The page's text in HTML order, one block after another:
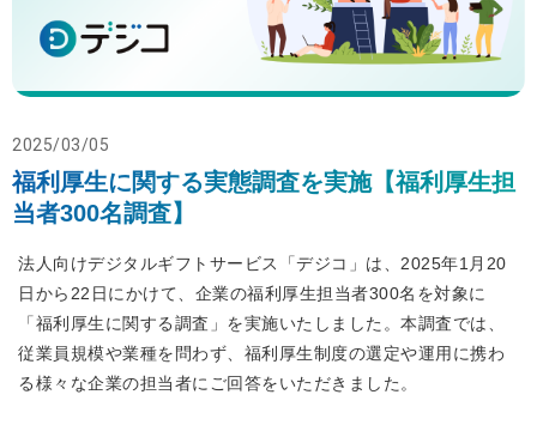
2025/03/05
福利厚生に関する実態調査を実施【福利厚生担
当者300名調査】
法人向けデジタルギフトサービス「デジコ」は、2025年1月20
日から22日にかけて、企業の福利厚生担当者300名を対象に
「福利厚生に関する調査」を実施いたしました。本調査では、
従業員規模や業種を問わず、福利厚生制度の選定や運用に携わ
る様々な企業の担当者にご回答をいただきました。